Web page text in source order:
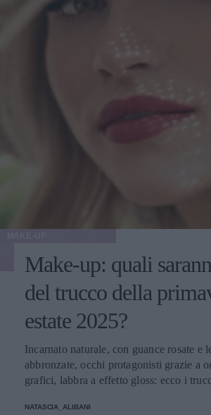
Make-up: quali
del trucco della
estate 2025?
Incarnato naturale, con guance rosate e
abbronzate, occhi protagonisti grazie a
grafici, labbra a effetto gloss: ecco i
NATASCIA_ALIBANI